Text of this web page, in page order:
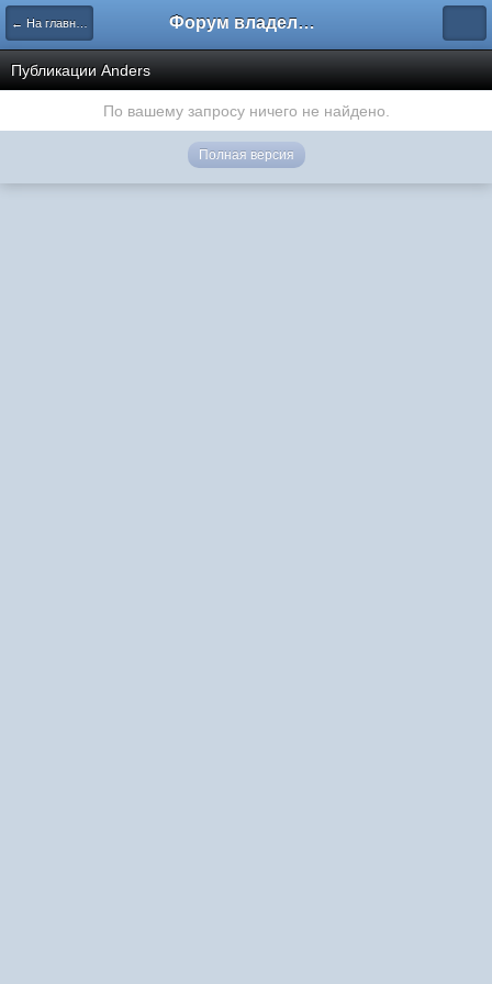
← На главную Форум владельцев интернет-магазинов
Публикации Anders
По вашему запросу ничего не найдено.
Полная версия